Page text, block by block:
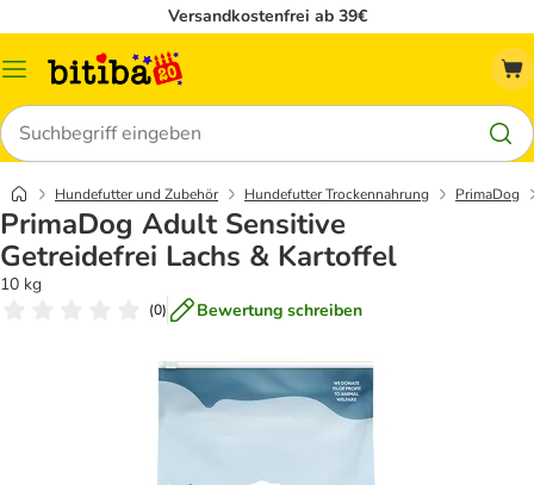
Versandkostenfrei ab 39€
Menü
Suchen
Hundefutter und Zubehör Hundefutter Trockennahrung PrimaDog
PrimaDog Adult Sensitive
Getreidefrei Lachs & Kartoffel
10 kg
(0) Bewertung schreiben